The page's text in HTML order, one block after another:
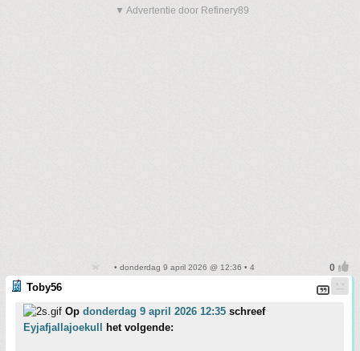
▼ Advertentie door Refinery89
• donderdag 9 april 2026 @ 12:36 • 4
Toby56
Op donderdag 9 april 2026 12:35 schreef
Eyjafjallajoekull
het volgende: